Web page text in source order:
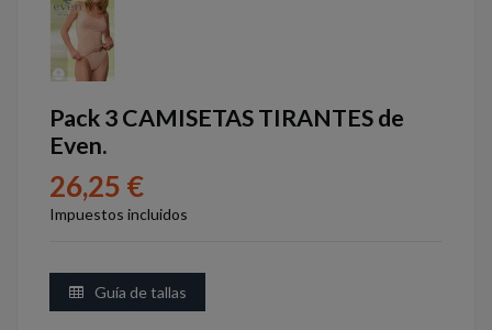
Pack 3 CAMISETAS TIRANTES de
Even.
26,25 €
Impuestos incluidos
Guía de tallas